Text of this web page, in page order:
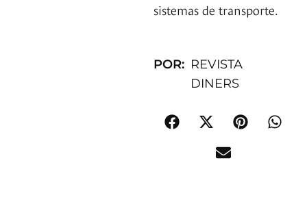
sistemas de transporte.
POR: REVISTA
DINERS